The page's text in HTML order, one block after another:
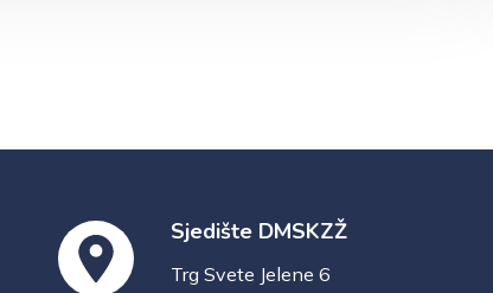
Sjedište DMSKZŽ
Trg Svete Jelene 6